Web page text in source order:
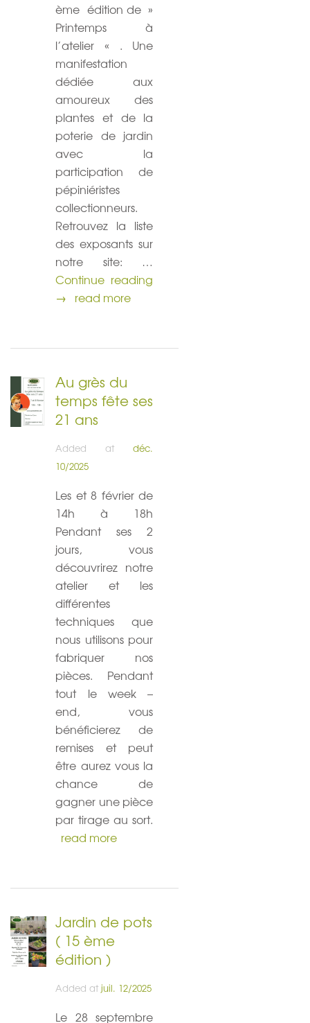
ème édition de »
Printemps à
l’atelier « . Une
manifestation
dédiée aux
amoureux des
plantes et de la
poterie de jardin
avec la
participation de
pépiniéristes
collectionneurs.
Retrouvez la liste
des exposants sur
notre site: …
Continue reading
→ read more
Au grès du
temps fête ses
21 ans
Added atdéc.
10/2025
Les et 8 février de
14h à 18h
Pendant ses 2
jours, vous
découvrirez notre
atelier et les
différentes
techniques que
nous utilisons pour
fabriquer nos
pièces. Pendant
tout le week –
end, vous
bénéficierez de
remises et peut
être aurez vous la
chance de
gagner une pièce
par tirage au sort.
read more
Jardin de pots
( 15 ème
édition )
Added atjuil. 12/2025
Le 28 septembre